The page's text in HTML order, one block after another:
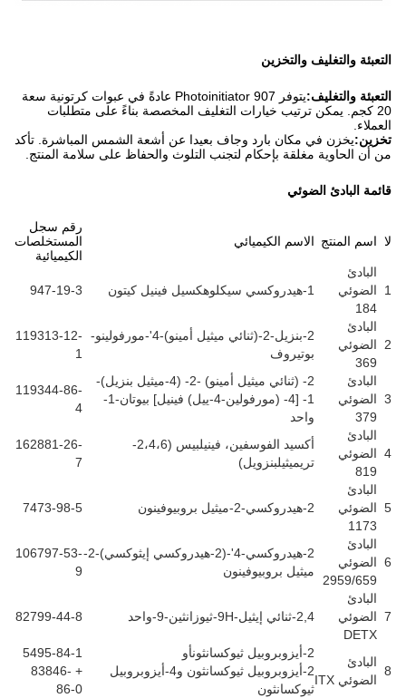
التعبئة والتغليف والتخزين
التعبئة والتغليف:
يتوفر Photoinitiator 907 عادةً في عبوات كرتونية سعة
20 كجم. يمكن ترتيب خيارات التغليف المخصصة بناءً على متطلبات
العملاء.
تخزين:يخزن في مكان بارد وجاف بعيدا عن أشعة الشمس المباشرة. تأكد
من أن الحاوية مغلقة بإحكام لتجنب التلوث والحفاظ على سلامة المنتج.
قائمة البادئ الضوئي
لا اسم المنتج الاسم الكيميائي
رقم سجل
المستخلصات
الكيميائية
1
البادئ
الضوئي
184
1-هيدروكسي سيكلوهكسيل فينيل كيتون 947-19-3
2
البادئ
الضوئي
369
2-بنزيل-2-(ثنائي ميثيل أمينو)-4'-مورفولينو-
بوتيروف
119313-12-
1
3
البادئ
الضوئي
379
2- (ثنائي ميثيل أمينو) -2- (4-ميثيل بنزيل)-
1- [4- (مورفولين-4-ييل) فينيل] بيوتان-1-
واحد
119344-86-
4
4
البادئ
الضوئي
819
أكسيد الفوسفين، فينيلبيس (2،4،6-
تريميثيلبنزويل)
162881-26-
7
5
البادئ
الضوئي
1173
2-هيدروكسي-2-ميثيل بروبيوفينون 7473-98-5
6
البادئ
الضوئي
2959/659
2-هيدروكسي-4'-(2-هيدروكسي إيثوكسي)-2-
ميثيل بروبيوفينون
106797-53-
9
7
البادئ
الضوئي
DETX
2,4-ثنائي إيثيل-9H-ثيوزانثين-9-واحد 82799-44-8
8
البادئ
الضوئي ITX
2-أيزوبروبيل ثيوكسانثون
أو
2-أيزوبروبيل ثيوكسانثون و4-أيزوبروبيل
ثيوكسانثون
5495-84-1
+ 83846-
86-0